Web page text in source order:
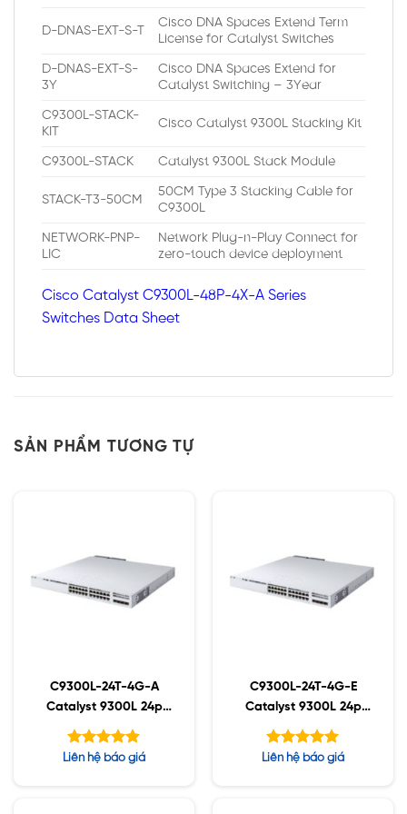
D-DNAS-EXT-S-T
Cisco DNA Spaces Extend Term
License for Catalyst Switches
D-DNAS-EXT-S-
3Y
Cisco DNA Spaces Extend for
Catalyst Switching – 3Year
C9300L-STACK-
KIT
Cisco Catalyst 9300L Stacking Kit
C9300L-STACK Catalyst 9300L Stack Module
STACK-T3-50CM
50CM Type 3 Stacking Cable for
C9300L
NETWORK-PNP-
LIC
Network Plug-n-Play Connect for
zero-touch device deployment
Cisco Catalyst C9300L-48P-4X-A Series
Switches Data Sheet
SẢN PHẨM TƯƠNG TỰ
C9300L-24T-4G-A
Catalyst 9300L 24p
data, Network
Advantage ,4x1G
Uplink
Được xếp
Liên hệ báo giá
C9300L-24T-4G-E
Catalyst 9300L 24p
data, Network
Essentials ,4x1G Uplink
Được xếp
Liên hệ báo giá